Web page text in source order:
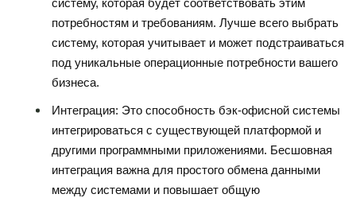
систему, которая будет соответствовать этим
потребностям и требованиям. Лучше всего выбрать
систему, которая учитывает и может подстраиваться
под уникальные операционные потребности вашего
бизнеса.
Интеграция: Это способность бэк-офисной системы
интегрироваться с существующей платформой и
другими программными приложениями. Бесшовная
интеграция важна для простого обмена данными
между системами и повышает общую